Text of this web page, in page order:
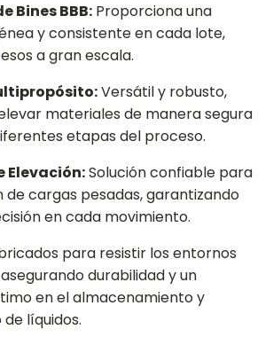
Bines BBB: Proporciona una
y consistente en cada lote,
a gran escala.
Versátil y robusto,
materiales de manera segura
etapas del proceso.
Elevación:Solución confiable para
de cargas pesadas, garantizando
en cada movimiento.
para resistir los entornos
durabilidad y un
en el almacenamiento y
líquidos.